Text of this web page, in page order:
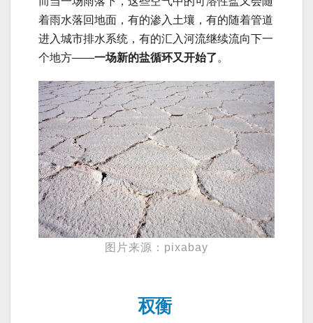
着雨水落回地面，有的渗入土壤，有的随着管道
进入城市排水系统，有的汇入河流继续流向下一
个地方——一场新的盐循环又开始了。
图片来源：pixabay
权衡